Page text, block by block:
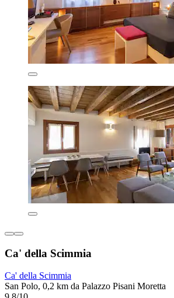
Ca' della Scimmia
Ca' della Scimmia
San Polo, 0,2 km da Palazzo Pisani Moretta